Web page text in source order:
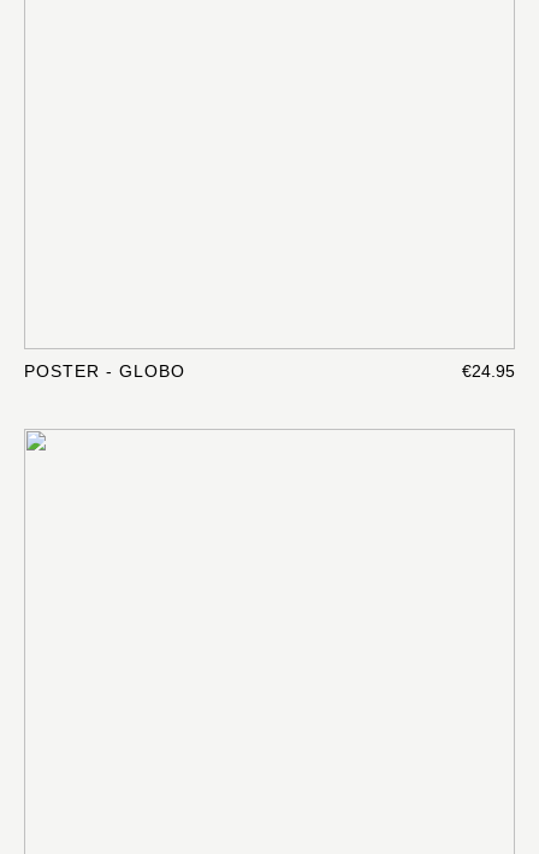
POSTER - GLOBO €24.95